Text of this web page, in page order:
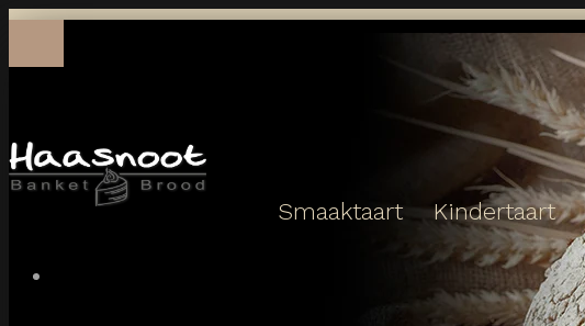
Toggle
Smaaktaart Kindertaart